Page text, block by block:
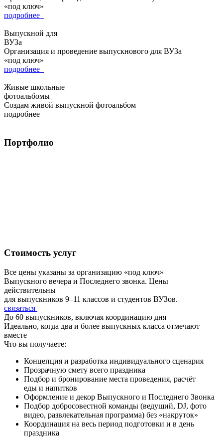
«под ключ»
подробнее
Выпускной для
ВУЗа
Организация и проведение выпускнового для ВУЗа
«под ключ»
подробнее
Живые школьные
фотоальбомы
Создам живой выпускной фотоальбом
подробнее
Портфолио
Стоимость услуг
Все цены указаны за организацию «под ключ»
Выпускного вечера и Последнего звонка. Цены
действительны
для выпускников 9–11 классов и студентов ВУЗов.
связаться
До 60 выпускников, включая координацию дня
Идеально, когда два и более выпускных класса отмечают
вместе
Что вы получаете:
Концепция и разработка индивидуального сценария
Прозрачную смету всего праздника
Подбор и бронирование места проведения, расчёт
еды и напитков
Оформление и декор Выпускного и Последнего Звонка
Подбор добросовестной команды (ведущий, DJ, фото
видео, развлекательная программа) без «накруток»
Координация на весь период подготовки и в день
праздника